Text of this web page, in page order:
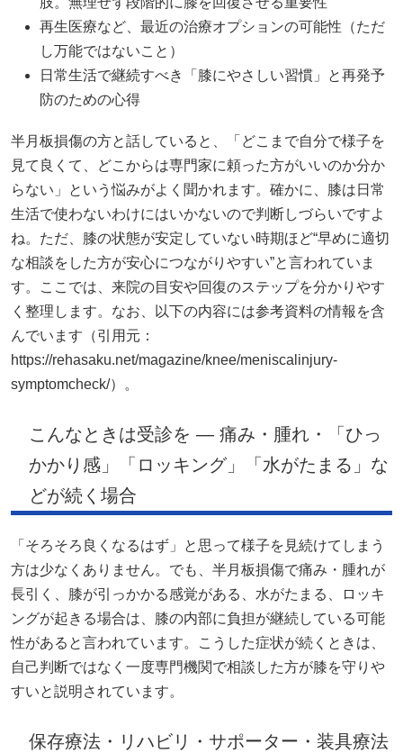
再生医療など、最近の治療オプションの可能性（ただ
し万能ではないこと）
日常生活で継続すべき「膝にやさしい習慣」と再発予
防のための心得
半月板損傷の方と話していると、「どこまで自分で様子を
見て良くて、どこからは専門家に頼った方がいいのか分か
らない」という悩みがよく聞かれます。確かに、膝は日常
生活で使わないわけにはいかないので判断しづらいですよ
ね。ただ、膝の状態が安定していない時期ほど“早めに適切
な相談をした方が安心につながりやすい”と言われていま
す。ここでは、来院の目安や回復のステップを分かりやす
く整理します。なお、以下の内容には参考資料の情報を含
んでいます（引用元：
https://rehasaku.net/magazine/knee/meniscalinjury-
symptomcheck/）。
こんなときは受診を — 痛み・腫れ・「ひっ
かかり感」「ロッキング」「水がたまる」な
どが続く場合
「そろそろ良くなるはず」と思って様子を見続けてしまう
方は少なくありません。でも、半月板損傷で痛み・腫れが
長引く、膝が引っかかる感覚がある、水がたまる、ロッキ
ングが起きる場合は、膝の内部に負担が継続している可能
性があると言われています。こうした症状が続くときは、
自己判断ではなく一度専門機関で相談した方が膝を守りや
すいと説明されています。
保存療法・リハビリ・サポーター・装具療法